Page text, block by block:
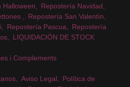
Halloween
Repostería Navidad
Repostería San Valentín
Repostería Pascua
Repostería
LIQUIDACIÓN DE STOCK
i Complements
Aviso Legal
Política de